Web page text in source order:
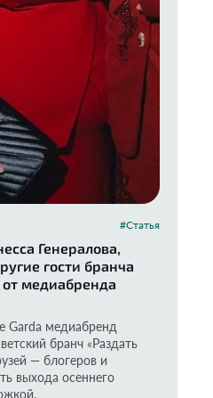
#Статья
Генералова,
гости бранча
от медиабренда
Garda медиабренд
бранч «Раздать
— блогеров и
выхода осеннего